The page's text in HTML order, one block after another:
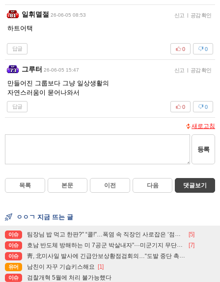
일휘멸절 26-06-05 08:53 신고 | 공감 확인
하트어택
답글 0
0
그루터 26-06-05 15:47 신고 | 공감 확인
만들어진 그룹보다 그냥 일상생활의
자연스러움이 묻어나와서
답글 0
0
새로고침
등록
목록 본문 이전 다음 댓글보기
ㅇㅇㄱ 지금 뜨는 글
이슈 팀장님 밥 먹고 한판?” “콜!”…폭염 속 직장인 사로잡은 ‘점심 몰캉스’ [5]
이슈 호남 반도체 방해하는 미 7공군 박살내자”···미군기지 무단침입 대학생단체 회원 3명 구속, 1명은 기각 [7]
이슈 靑, 北미사일 발사에 긴급안보상황점검회의…“도발 중단 촉구”
유머 남친이 자꾸 기습키스해요 [1]
이슈 검찰개혁 5월에 처리 불가능했다